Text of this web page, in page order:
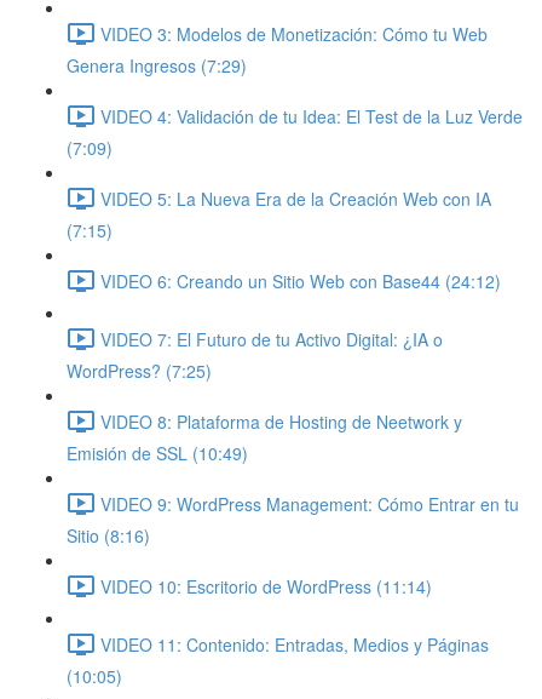
VIDEO 3: Modelos de Monetización: Cómo tu Web
Genera Ingresos (7:29)
VIDEO 4: Validación de tu Idea: El Test de la Luz Verde
(7:09)
VIDEO 5: La Nueva Era de la Creación Web con IA
(7:15)
VIDEO 6: Creando un Sitio Web con Base44 (24:12)
VIDEO 7: El Futuro de tu Activo Digital: ¿IA o
WordPress? (7:25)
VIDEO 8: Plataforma de Hosting de Neetwork y
Emisión de SSL (10:49)
VIDEO 9: WordPress Management: Cómo Entrar en tu
Sitio (8:16)
VIDEO 10: Escritorio de WordPress (11:14)
VIDEO 11: Contenido: Entradas, Medios y Páginas
(10:05)